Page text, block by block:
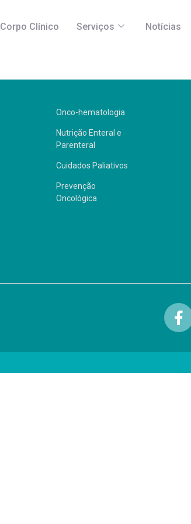
Corpo Clínico Serviços Notícias
Onco-hematologia
Nutrição Enteral e
Parenteral
Cuidados Paliativos
Prevenção
Oncológica